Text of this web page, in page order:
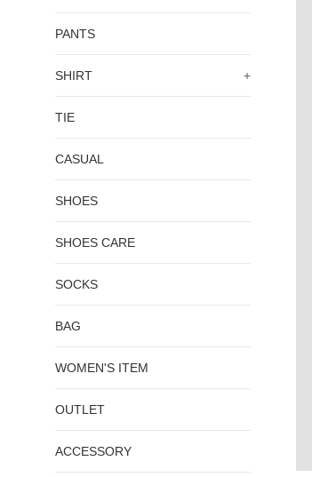
PANTS
SHIRT +
TIE
CASUAL
SHOES
SHOES CARE
SOCKS
BAG
WOMEN'S ITEM
OUTLET
ACCESSORY